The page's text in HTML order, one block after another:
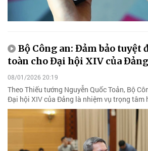
Bộ Công an: Đảm bảo tuyệt
toàn cho Đại hội XIV của Đảng
08/01/2026 20:19
Theo Thiếu tướng Nguyễn Quốc Toản, Bộ
Đại hội XIV của Đảng là nhiệm vụ trọng tâm